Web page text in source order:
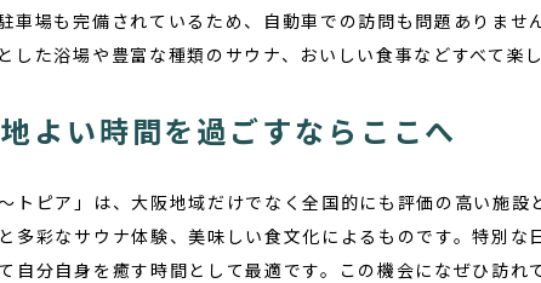
車場も完備されているため、自動車での訪問も問題ありま
した浴場や豊富な種類のサウナ、おいしい食事などすべて楽
よい時間を過ごすならここへ
トピア」は、大阪地域だけでなく全国的にも評価の高い施設
多彩なサウナ体験、美味しい食文化によるものです。特別な
自分自身を癒す時間として最適です。この機会になぜひ訪れ